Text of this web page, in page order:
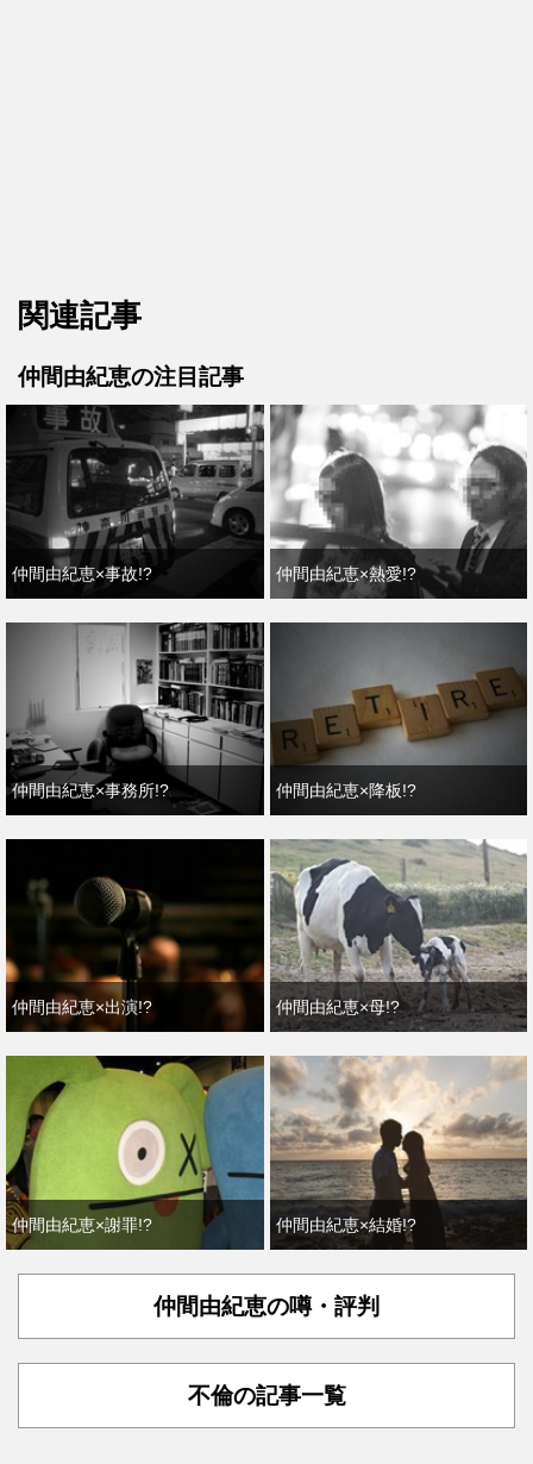
関連記事
仲間由紀恵の注目記事
仲間由紀恵×事故!? 仲間由紀恵×熱愛!?
仲間由紀恵×事務所!? 仲間由紀恵×降板!?
仲間由紀恵×出演!? 仲間由紀恵×母!?
仲間由紀恵×謝罪!? 仲間由紀恵×結婚!?
仲間由紀恵の噂・評判
不倫の記事一覧